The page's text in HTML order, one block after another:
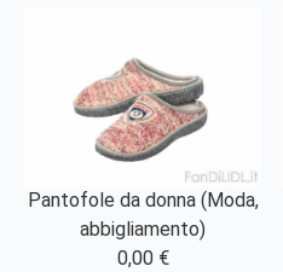
Pantofole da donna (Moda,
abbigliamento)
0,00 €